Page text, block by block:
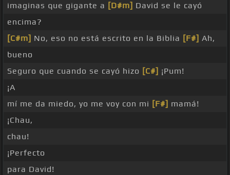
imaginas que gigante a [D#m] David se le cayó
encima?
[C#m] No, eso no está escrito en la Biblia [F#] Ah,
bueno
Seguro que cuando se cayó hizo [C#] ¡Pum!
¡A
mí me da miedo, yo me voy con mi [F#] mamá!
¡Chau,
chau!
¡Perfecto
para David!